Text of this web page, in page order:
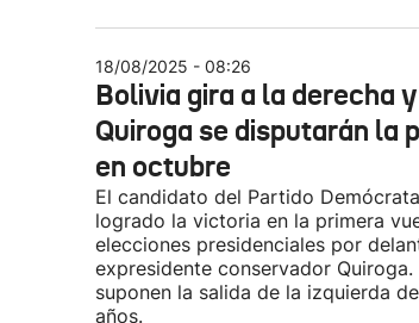
18/08/2025 - 08:26
Bolivia gira a la derecha
Quiroga se disputarán la
en octubre
El candidato del Partido
logrado la victoria en la primera
elecciones presidenciales por
expresidente conservador
suponen la salida de la izquierda
años.